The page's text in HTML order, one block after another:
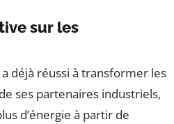
sur les
déjà réussi à transformer les
ses partenaires industriels,
d’énergie à partir de